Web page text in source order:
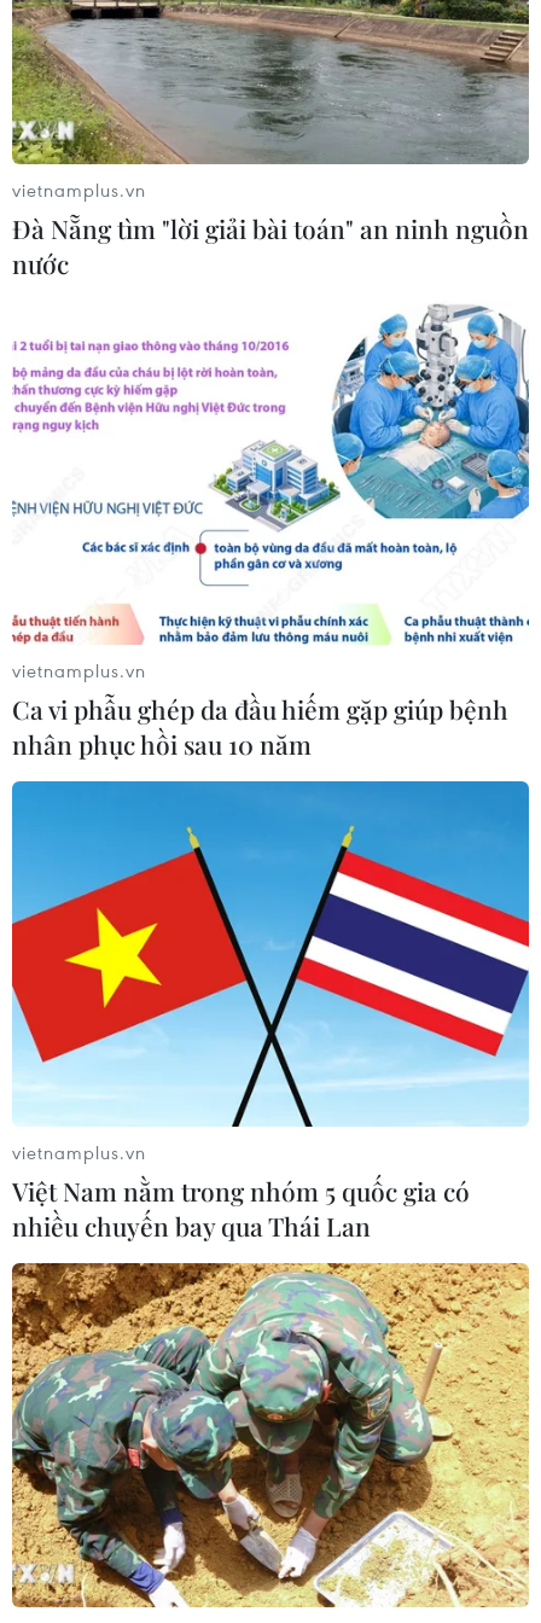
TIN CÙNG CHUYÊN MỤC
Nông sản Việt Nam còn nhiều dư địa
tại thị trường Algeria
08/08/2026 12:55
vietnamplus.vn
Đà Nẵng tìm "lời giải bài toán" an ninh nguồn
nước
vietnamplus.vn
Ca vi phẫu ghép da đầu hiếm gặp giúp bệnh
nhân phục hồi sau 10 năm
vietnamplus.vn
Việt Nam nằm trong nhóm 5 quốc gia có
nhiều chuyến bay qua Thái Lan